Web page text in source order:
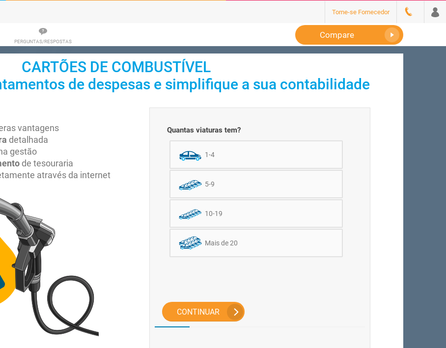
Torne-se Fornecedor
PERGUNTAS/RESPOSTAS
Compare
CARTÕES DE COMBUSTÍVEL
de despesas e simplifique a sua contabilidade
vantagens
detalhada
gestão
de tesouraria
através da internet
Quantas viaturas tem?
1-4
5-9
10-19
Mais de 20
CONTINUAR